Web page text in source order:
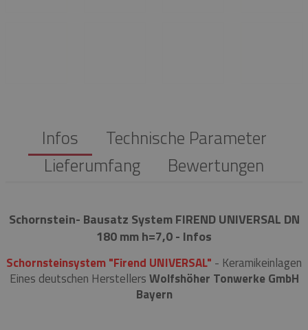
Infos
Technische Parameter
Lieferumfang
Bewertungen
Schornstein- Bausatz System FIREND UNIVERSAL DN
180 mm h=7,0 - Infos
Schornsteinsystem "Firend UNIVERSAL" - Keramikeinlagen
Eines deutschen HerstellersWolfshöher Tonwerke GmbH
Bayern